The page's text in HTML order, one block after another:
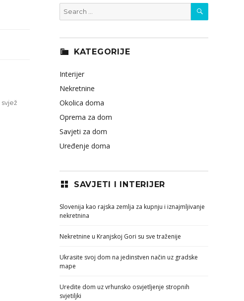
svjež
Search
for:
SEARCH
KATEGORIJE
Interijer
Nekretnine
Okolica doma
Oprema za dom
Savjeti za dom
Uređenje doma
SAVJETI I INTERIJER
Slovenija kao rajska zemlja za kupnju i iznajmljivanje
nekretnina
Nekretnine u Kranjskoj Gori su sve traženije
Ukrasite svoj dom na jedinstven način uz gradske
mape
Uredite dom uz vrhunsko osvjetljenje stropnih
svjetiljki